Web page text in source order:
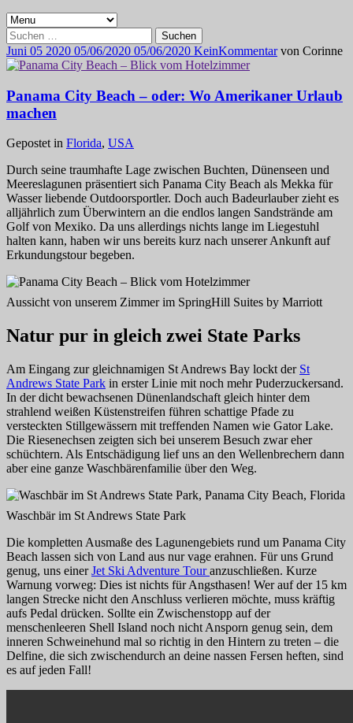
Suchen
nach:
Juni 05 2020 05/06/2020 05/06/2020 KeinKommentar von Corinne
Panama City Beach – oder: Wo Amerikaner Urlaub
machen
Gepostet in Florida, USA
Durch seine traumhafte Lage zwischen Buchten, Dünenseen und
Meereslagunen präsentiert sich Panama City Beach als Mekka für
Wasser liebende Outdoorsportler. Doch auch Badeurlauber zieht es
alljährlich zum Überwintern an die endlos langen Sandstrände am
Golf von Mexiko. Da uns allerdings nichts lange im Liegestuhl
halten kann, haben wir uns bereits kurz nach unserer Ankunft auf
Erkundungstour begeben.
Aussicht von unserem Zimmer im SpringHill Suites by Marriott
Natur pur in gleich zwei State Parks
Am Eingang zur gleichnamigen St Andrews Bay lockt der St
Andrews State Park in erster Linie mit noch mehr Puderzuckersand.
In der dicht bewachsenen Dünenlandschaft gleich hinter dem
strahlend weißen Küstenstreifen führen schattige Pfade zu
versteckten Stillgewässern mit treffenden Namen wie Gator Lake.
Die Riesenechsen zeigten sich bei unserem Besuch zwar eher
schüchtern. Als Entschädigung lief uns an den Wellenbrechern dann
aber eine ganze Waschbärenfamilie über den Weg.
Waschbär im St Andrews State Park
Die kompletten Ausmaße des Lagunengebiets rund um Panama City
Beach lassen sich von Land aus nur vage erahnen. Für uns Grund
genug, uns einerJet Ski Adventure Touranzuschließen. Kurze
Warnung vorweg: Dies ist nichts für Angsthasen! Wer auf der 15 km
langen Strecke nicht den Anschluss verlieren möchte, muss kräftig
aufs Pedal drücken. Sollte ein Zwischenstopp auf der
menschenleeren Shell Island noch nicht Ansporn genug sein, dem
inneren Schweinehund mal so richtig in den Hintern zu treten – die
Delfine, die sich zwischendurch an deine nassen Fersen heften, sind
es auf jeden Fall!